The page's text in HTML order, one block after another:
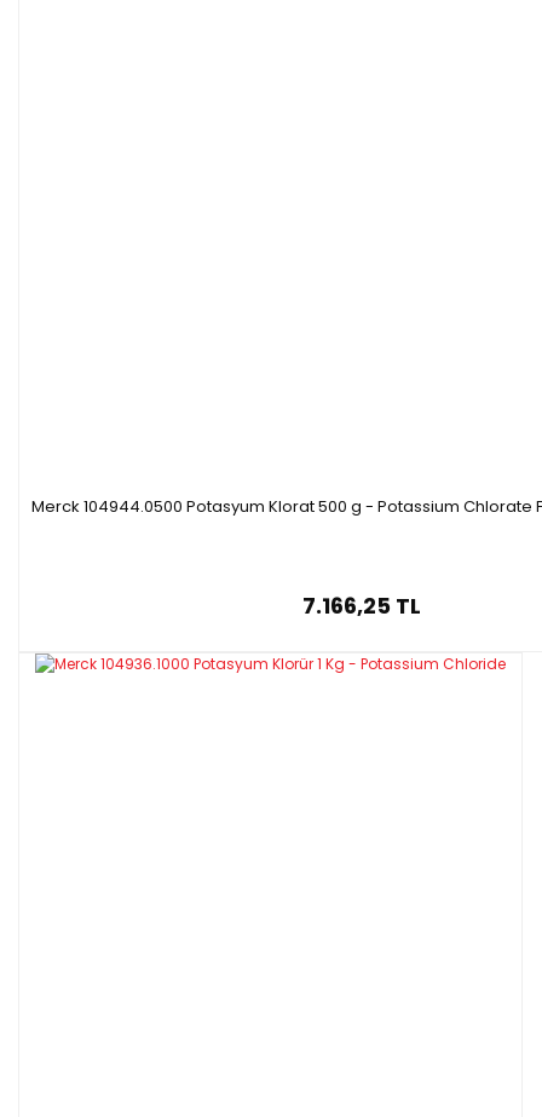
Merck 104944.0500 Potasyum Klorat 500 g - Potassium Chlorate
7.166,25 TL